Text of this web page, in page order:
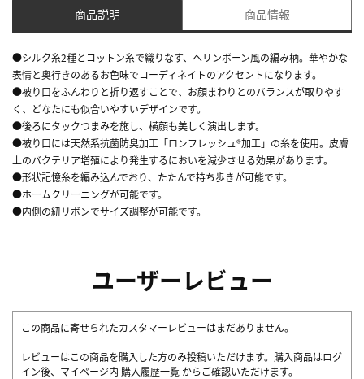
商品説明 商品情報
●シルク糸2種とコットン糸で織りなす、ヘリンボーン風の編み柄。華やかな
表情と奥行きのあるお色味でコーディネイトのアクセントになります。
●被り口をふんわりと折り返すことで、お顔まわりとのバランスが取りやす
く、どなたにも似合いやすいデザインです。
●後ろにタックつまみを施し、横顔も美しく演出します。
●被り口には天然系抗菌防臭加工「ロンフレッシュ®加工」の糸を使用。皮膚
上のバクテリア増殖により発生するにおいを減少させる効果があります。
●形状記憶糸を編み込んでおり、たたんで持ち歩きが可能です。
●ホームクリーニングが可能です。
●内側の紐リボンでサイズ調整が可能です。
ユーザーレビュー
この商品に寄せられたカスタマーレビューはまだありません。
レビューはこの商品を購入した方のみ投稿いただけます。購入商品はログ
イン後、マイページ内 購入履歴一覧 からご確認いただけます。